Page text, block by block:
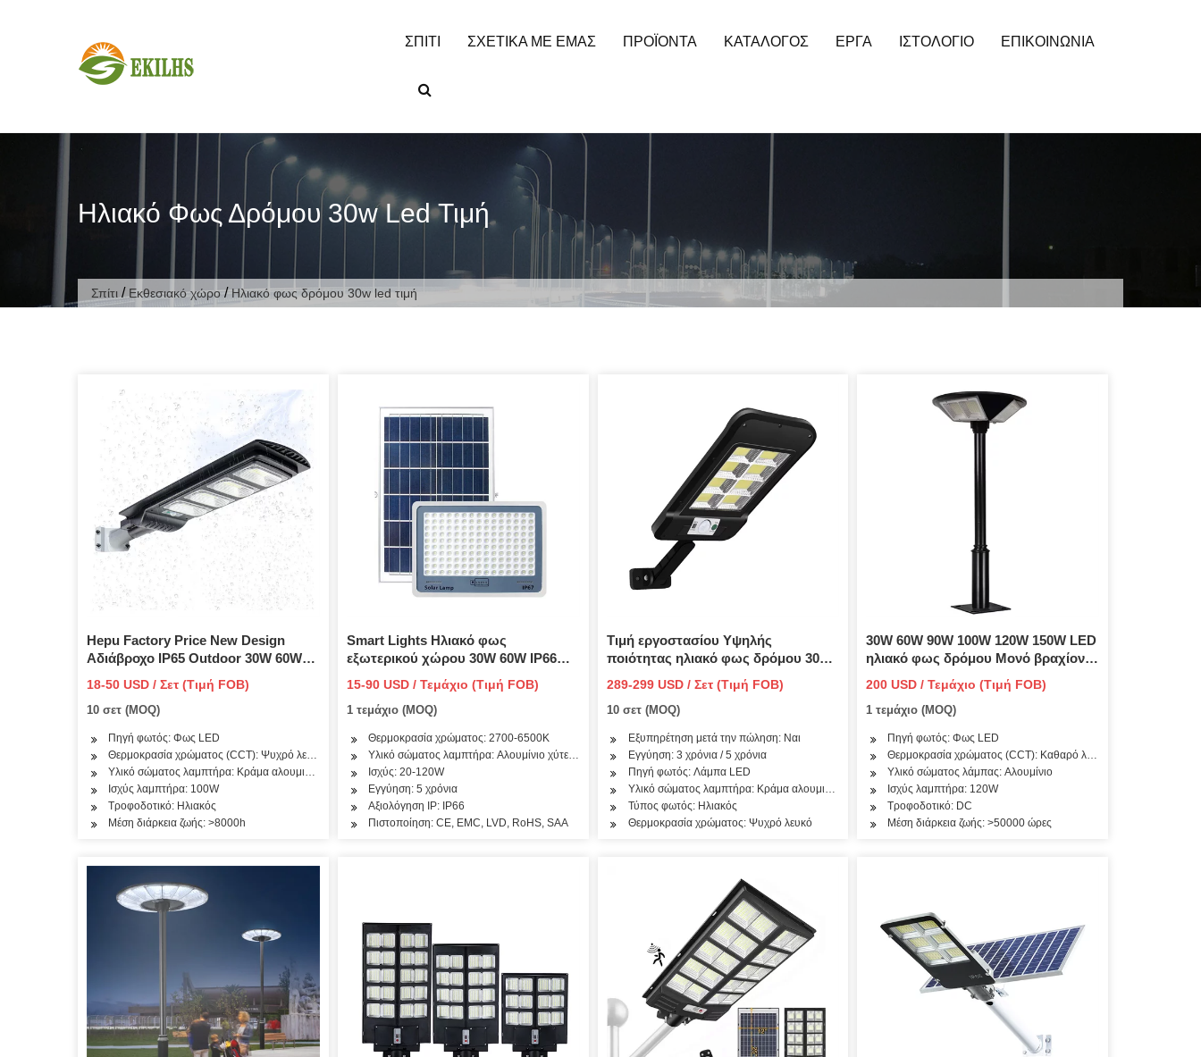
ΣΠΊΤΙ ΣΧΕΤΙΚΆ ΜΕ ΕΜΆΣ ΠΡΟΪΌΝΤΑ ΚΑΤΆΛΟΓΟΣ ΕΡΓΑ ΙΣΤΟΛΌΓΙΟ ΕΠΙΚΟΙΝΩΝΊΑ
Ηλιακό Φως Δρόμου 30w Led Τιμή
Σπίτι /Εκθεσιακό χώρο/Ηλιακό φως δρόμου 30w led τιμή
Hepu Factory Price New Design
Αδιάβροχο IP65 Outdoor 30W 60W
80W 100W Outdoor Sensor
Ενσωματωμένο ηλιακό φως δρόμου
LED
18-50 USD / Σετ (Τιμή FOB)
10 σετ (MOQ)
Πηγή φωτός: Φως LED
Θερμοκρασία χρώματος (CCT): Ψυχρό λευκό
Υλικό σώματος λαμπτήρα: Κράμα αλουμινίου
Ισχύς λαμπτήρα: 100W
Τροφοδοτικό: Ηλιακός
Μέση διάρκεια ζωής: >8000h
Smart Lights Ηλιακό φως
εξωτερικού χώρου 30W 60W IP66
Αδιάβροχο Σούπερ Ποιότητα Υψηλή
Ισχύς Τέλεια Τιμή LED Φωτιστικό
δρόμου με σκληρυμένο γυαλί
περίβλημα λάμπας
15-90 USD / Τεμάχιο (Τιμή FOB)
1 τεμάχιο (MOQ)
Θερμοκρασία χρώματος: 2700-6500K
Υλικό σώματος λαμπτήρα: Αλουμίνιο χύτευσης
Ισχύς: 20-120W
Εγγύηση: 5 χρόνια
Αξιολόγηση IP: IP66
Πιστοποίηση: CE, EMC, LVD, RoHS, SAA
Τιμή εργοστασίου Υψηλής
ποιότητας ηλιακό φως δρόμου 30W-
120W Όλα σε ένα Ενσωματωμένο
ηλιακό φως δρόμου LED
289-299 USD / Σετ (Τιμή FOB)
10 σετ (MOQ)
Εξυπηρέτηση μετά την πώληση: Ναι
Εγγύηση: 3 χρόνια / 5 χρόνια
Πηγή φωτός: Λάμπα LED
Υλικό σώματος λαμπτήρα: Κράμα αλουμινίου
Τύπος φωτός: Ηλιακός
Θερμοκρασία χρώματος: Ψυχρό λευκό
30W 60W 90W 100W 120W 150W LED
ηλιακό φως δρόμου Μονό βραχίονα
Η καλύτερη τιμή με ημέρα και νύχτα
200 USD / Τεμάχιο (Τιμή FOB)
1 τεμάχιο (MOQ)
Πηγή φωτός: Φως LED
Θερμοκρασία χρώματος (CCT): Καθαρό λευκό
Υλικό σώματος λάμπας: Αλουμίνιο
Ισχύς λαμπτήρα: 120W
Τροφοδοτικό: DC
Μέση διάρκεια ζωής: >50000 ώρες